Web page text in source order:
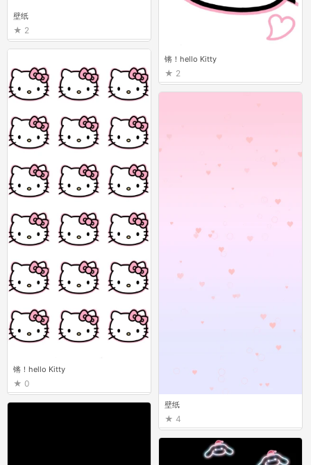
壁纸
2
壁纸
4
锵！hello Kitty
2
锵！hello Kitty
0